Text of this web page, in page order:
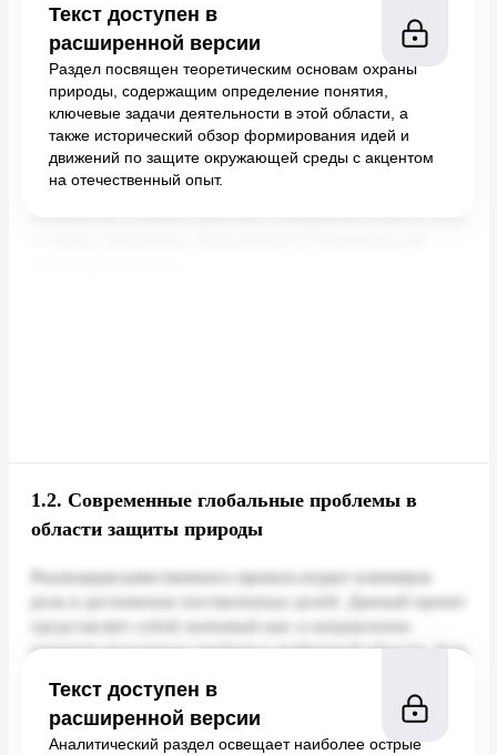
Текст доступен в
расширенной версии
Раздел посвящен теоретическим основам охраны
природы, содержащим определение понятия,
ключевые задачи деятельности в этой области, а
также исторический обзор формирования идей и
движений по защите окружающей среды с акцентом
на отечественный опыт.
1.2. Современные глобальные проблемы в
области защиты природы
Текст доступен в
расширенной версии
Аналитический раздел освещает наиболее острые